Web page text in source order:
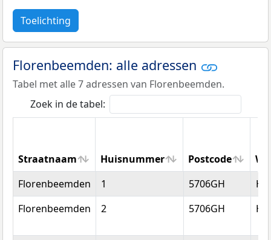
Toelichting
Florenbeemden: alle adressen
Tabel met alle 7 adressen van Florenbeemden.
Zoek in de tabel:
Straatnaam Huisnummer Postcode
Straatnaam
Huisnummer Postcode
Florenbeemden 1 5706GH
Florenbeemden
2 5706GH